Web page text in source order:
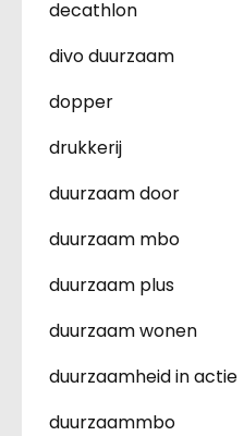
decathlon
divo duurzaam
dopper
drukkerij
duurzaam door
duurzaam mbo
duurzaam plus
duurzaam wonen
duurzaamheid in actie
duurzaammbo